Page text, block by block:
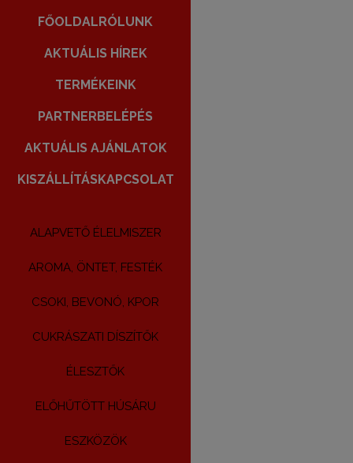
FŐOLDALRÓLUNK
AKTUÁLIS HÍREK
TERMÉKEINK
PARTNERBELÉPÉS
AKTUÁLIS AJÁNLATOK
KISZÁLLÍTÁSKAPCSOLAT
ALAPVETŐ ÉLELMISZER
AROMA, ÖNTET, FESTÉK
CSOKI, BEVONÓ, KPOR
CUKRÁSZATI DÍSZÍTŐK
ÉLESZTŐK
ELŐHŰTÖTT HÚSÁRU
ESZKÖZÖK